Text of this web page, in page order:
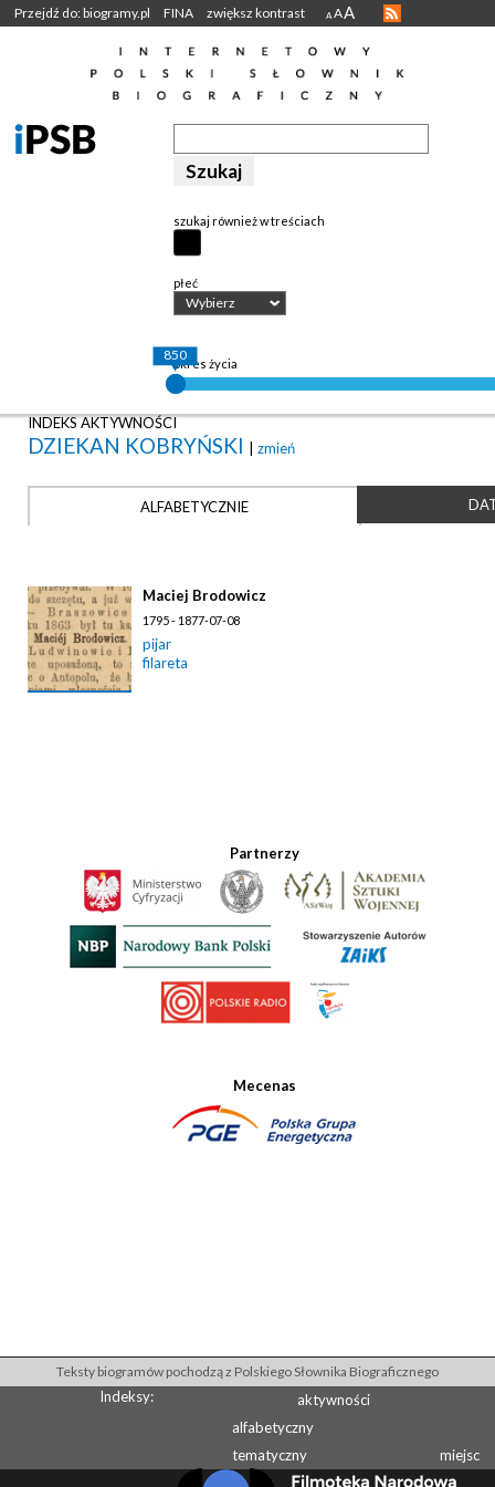
Przejdź do: biogramy.pl FINA zwiększ kontrast A AA
szukaj również w treściach
płeć
Wybierz
okres życia
850
INDEKS AKTYWNOŚCI
DZIEKAN KOBRYŃSKI | zmień
ALFABETYCZNIE
Maciej Brodowicz
1795 - 1877-07-08
pijar
filareta
Partnerzy
Mecenas
Teksty biogramów pochodzą z Polskiego Słownika Biograficznego
Indeksy:
aktywności
alfabetyczny
tematyczny
miejsc